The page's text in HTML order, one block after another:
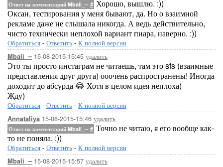
Ответ на комментарий Mbali_-- # Хорошо, вышлю. :))
Оксан, тестирования у меня бывают, да. Но о взаимной
рекламе даже не слышала никогда. А ведь действительно,
чисто технически неплохой вариант пиара, наверно. :))
Обратиться - Ответить - К полной версии
Mbali_-- 15-08-2015-15:45 удалить
Это ты просто инстаграм не читаешь, там это sfs (взаимные
представления друг друга) ооочень распространены! Иногда
доходит до абсурда 😂 Хотя в целом идея неплоха)
Жду)
Обратиться - Ответить - К полной версии
Annataliya 15-08-2015-15:46 удалить
Ответ на комментарий Mbali_-- # Точно не читаю, я его вообще как-
то не поняла. :))
Обратиться - Ответить - К полной версии
Mbali_-- 15-08-2015-15:57 удалить